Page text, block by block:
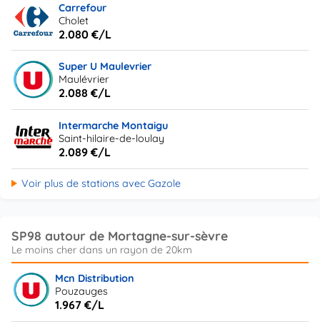
Carrefour
Cholet
2.080 €/L
Super U Maulevrier
Maulévrier
2.088 €/L
Intermarche Montaigu
Saint-hilaire-de-loulay
2.089 €/L
Voir plus de stations avec Gazole
SP98 autour de Mortagne-sur-sèvre
Mcn Distribution
Pouzauges
1.967 €/L